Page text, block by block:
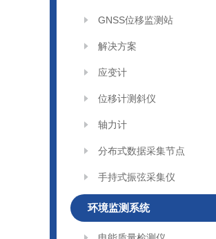
GNSS位移监测站
解决方案
应变计
位移计测斜仪
轴力计
分布式数据采集节点
手持式振弦采集仪
环境监测系统